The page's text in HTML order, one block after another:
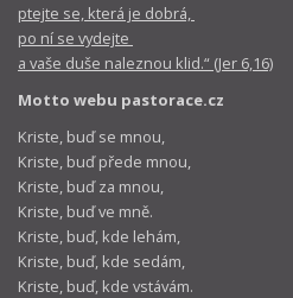
ptejte se, která je dobrá,
po ní se vydejte
a vaše duše naleznou klid.“ (Jer 6,16)
Motto webu pastorace.cz
Kriste, buď se mnou,
Kriste, buď přede mnou,
Kriste, buď za mnou,
Kriste, buď ve mně.
Kriste, buď, kde lehám,
Kriste, buď, kde sedám,
Kriste, buď, kde vstávám.